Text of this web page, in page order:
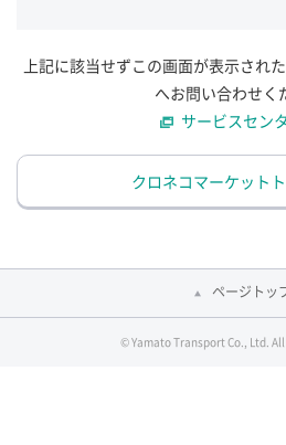
上記に該当せずこの画面が表示され
へお問い合わせく
サービスセン
クロネコマーケット
ページトッ
© Yamato Transport Co., Ltd.